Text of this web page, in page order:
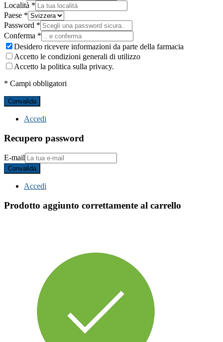
Località *
Paese *
Password *
Conferma *
Desidero ricevere informazioni da parte della farmacia
Accetto le condizioni generali di utilizzo
Accetto la politica sulla privacy.
* Campi obbligatori
Convalida
Accedi
Recupero password
E-mail
Convalida
Accedi
Prodotto aggiunto correttamente al carrello